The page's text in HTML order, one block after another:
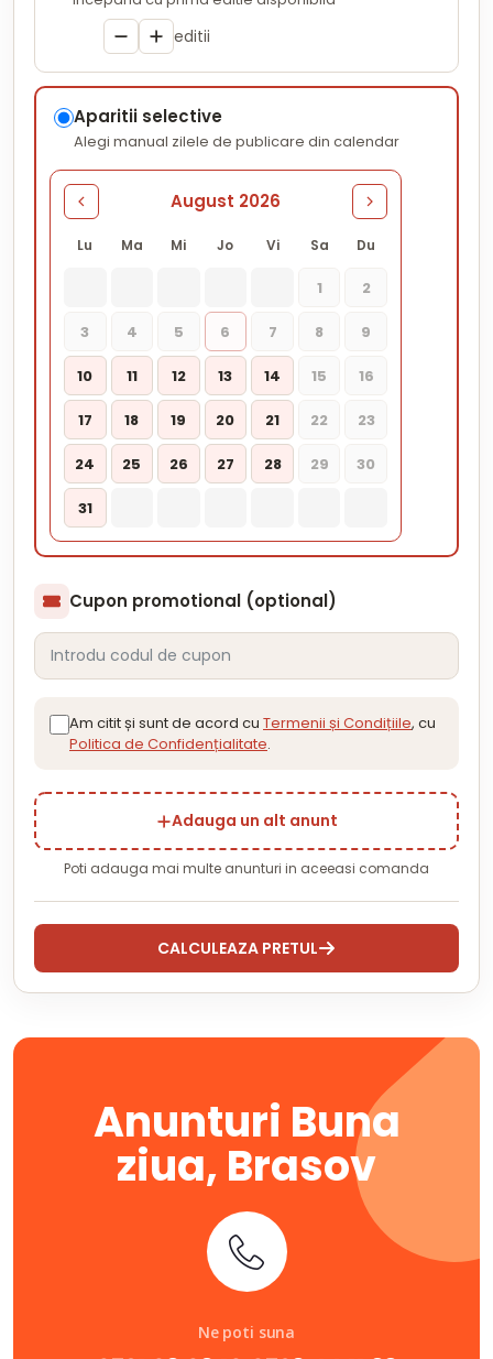
Anunturi Buna
ziua, Brasov
Ne poti suna
editii
Aparitii selective
Alegi manual zilele de publicare din calendar
August 2026
Lu Ma Mi Jo Vi Sa Du
1 2
3 4 5 6 7 8 9
10 11 12 13 14 15 16
17 18 19 20 21 22 23
24 25 26 27 28 29 30
31
Cupon promotional (optional)
Am citit și sunt de acord cu Termenii și Condițiile, cu
Politica de Confidențialitate.
Adauga un alt anunt
Poti adauga mai multe anunturi in aceeasi comanda
CALCULEAZA PRETUL